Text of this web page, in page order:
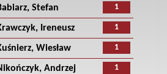
1
Stefan
1
Ireneusz
1
Wiesław
1
Andrzej